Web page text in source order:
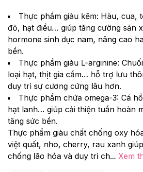
Thực phẩm giàu kẽm: Hàu, cua,
đỏ, hạt điều… giúp tăng cường sản
hormone sinh dục nam, nâng cao
bền.
Thực phẩm giàu L-arginine:
loại hạt, thịt gia cầm… hỗ trợ lưu
duy trì sự cương cứng lâu hơn.
Thực phẩm chứa omega-3: Cá
hạt lanh… giúp cải thiện tuần hoàn
tăng sức bền.
Thực phẩm giàu chất chống oxy
việt quất, nho, cherry, rau xanh
chống lão hóa và duy trì ch... Xem